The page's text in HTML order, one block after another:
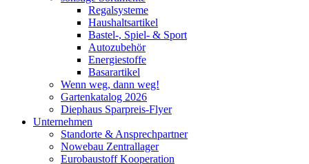
Regalsysteme
Haushaltsartikel
Bastel-, Spiel- & Sport
Autozubehör
Energiestoffe
Basarartikel
Wenn weg, dann weg!
Gartenkatalog 2026
Diephaus Sparpreis-Flyer
Unternehmen
Standorte & Ansprechpartner
Nowebau Zentrallager
Eurobaustoff Kooperation